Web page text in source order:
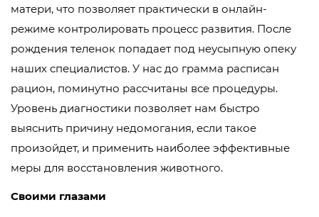
матери, что позволяет практически в онлайн-
режиме контролировать процесс развития. После
рождения теленок попадает под неусыпную опеку
наших специалистов. У нас до грамма расписан
рацион, поминутно рассчитаны все процедуры.
Уровень диагностики позволяет нам быстро
выяснить причину недомогания, если такое
произойдет, и применить наиболее эффективные
меры для восстановления животного.
Своими глазами